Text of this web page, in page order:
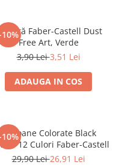
Faber-Castell Dust
Free Art, Verde
3,90 Lei3,51 Lei
ADAUGA IN COS
Creioane Colorate Black
12 Culori Faber-Castell
29,90 Lei26,91 Lei